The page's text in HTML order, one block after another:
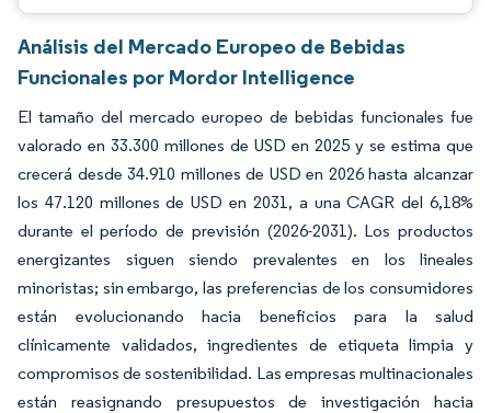
Análisis del Mercado Europeo de Bebidas
Funcionales por Mordor Intelligence
El tamaño del mercado europeo de bebidas funcionales fue
valorado en 33.300 millones de USD en 2025 y se estima que
crecerá desde 34.910 millones de USD en 2026 hasta alcanzar
los 47.120 millones de USD en 2031, a una CAGR del 6,18%
durante el período de previsión (2026-2031). Los productos
energizantes siguen siendo prevalentes en los lineales
minoristas; sin embargo, las preferencias de los consumidores
están evolucionando hacia beneficios para la salud
clínicamente validados, ingredientes de etiqueta limpia y
compromisos de sostenibilidad. Las empresas multinacionales
están reasignando presupuestos de investigación hacia